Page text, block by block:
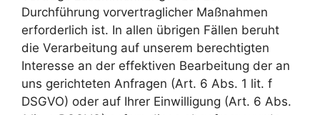
Durchführung vorvertraglicher Maßnahmen
erforderlich ist. In allen übrigen Fällen beruht
die Verarbeitung auf unserem berechtigten
Interesse an der effektiven Bearbeitung der an
uns gerichteten Anfragen (Art. 6 Abs. 1 lit. f
DSGVO) oder auf Ihrer Einwilligung (Art. 6 Abs.